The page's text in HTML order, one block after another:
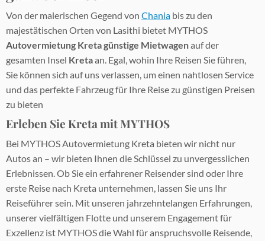
Von der malerischen Gegend von Chania bis zu den
majestätischen Orten von Lasithi bietet MYTHOS
Autovermietung Kretagünstige Mietwagenauf der
gesamten Insel Kretaan. Egal, wohin Ihre Reisen Sie führen,
Sie können sich auf uns verlassen, um einen nahtlosen Service
und das perfekte Fahrzeug für Ihre Reise zu günstigen Preisen
zu bieten
Erleben Sie Kreta mit MYTHOS
Bei MYTHOS Autovermietung Kreta bieten wir nicht nur
Autos an – wir bieten Ihnen die Schlüssel zu unvergesslichen
Erlebnissen. Ob Sie ein erfahrener Reisender sind oder Ihre
erste Reise nach Kreta unternehmen, lassen Sie uns Ihr
Reiseführer sein. Mit unseren jahrzehntelangen Erfahrungen,
unserer vielfältigen Flotte und unserem Engagement für
Exzellenz ist MYTHOS die Wahl für anspruchsvolle Reisende,